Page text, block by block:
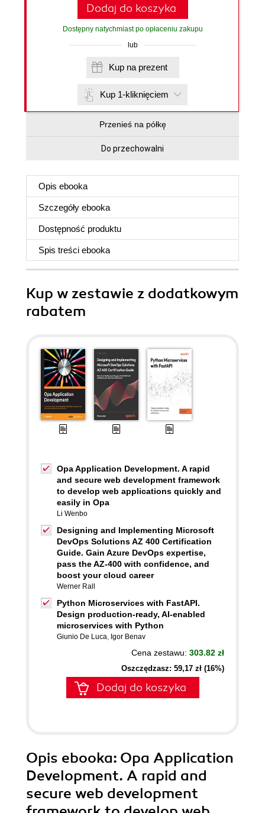
Dodaj do koszyka
Dostępny natychmiast po opłaceniu zakupu
lub
Kup na prezent
Kup 1-kliknięciem
Przenieś na półkę
Do przechowalni
Opis ebooka
Szczegóły ebooka
Dostępność produktu
Spis treści ebooka
Kup w zestawie z dodatkowym
rabatem
Opa Application Development. A rapid
and secure web development framework
to develop web applications quickly and
easily in Opa
Li Wenbo
Designing and Implementing Microsoft
DevOps Solutions AZ 400 Certification
Guide. Gain Azure DevOps expertise,
pass the AZ-400 with confidence, and
boost your cloud career
Werner Rall
Python Microservices with FastAPI.
Design production-ready, AI-enabled
microservices with Python
Giunio De Luca, Igor Benav
Cena zestawu: 303.82 zł
Oszczędzasz: 59,17 zł (16%)
Dodaj do koszyka
Opis ebooka: Opa Application
Development. A rapid and
secure web development